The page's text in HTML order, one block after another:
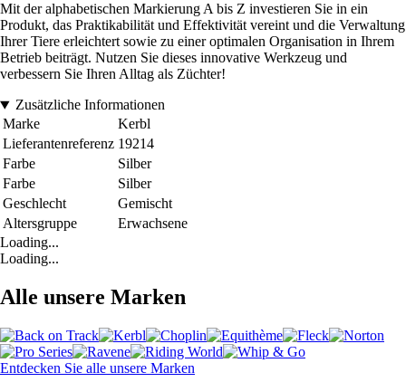
Mit der alphabetischen Markierung A bis Z investieren Sie in ein
Produkt, das Praktikabilität und Effektivität vereint und die Verwaltung
Ihrer Tiere erleichtert sowie zu einer optimalen Organisation in Ihrem
Betrieb beiträgt. Nutzen Sie dieses innovative Werkzeug und
verbessern Sie Ihren Alltag als Züchter!
Zusätzliche Informationen
Marke
Kerbl
Lieferantenreferenz 19214
Farbe
Silber
Farbe
Silber
Geschlecht
Gemischt
Altersgruppe
Erwachsene
Loading...
Loading...
Alle unsere Marken
Entdecken Sie alle unsere Marken